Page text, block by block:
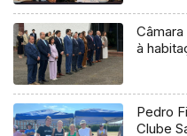
à
Pedro
Clube